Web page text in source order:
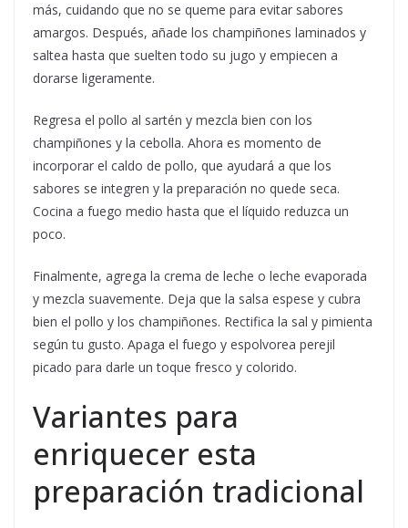
más, cuidando que no se queme para evitar sabores
amargos. Después, añade los champiñones laminados y
saltea hasta que suelten todo su jugo y empiecen a
dorarse ligeramente.
Regresa el pollo al sartén y mezcla bien con los
champiñones y la cebolla. Ahora es momento de
incorporar el caldo de pollo, que ayudará a que los
sabores se integren y la preparación no quede seca.
Cocina a fuego medio hasta que el líquido reduzca un
poco.
Finalmente, agrega la crema de leche o leche evaporada
y mezcla suavemente. Deja que la salsa espese y cubra
bien el pollo y los champiñones. Rectifica la sal y pimienta
según tu gusto. Apaga el fuego y espolvorea perejil
picado para darle un toque fresco y colorido.
Variantes para
enriquecer esta
preparación tradicional